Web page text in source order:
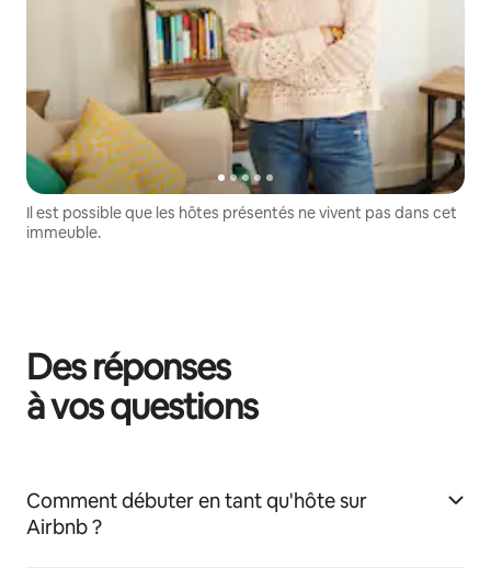
Il est possible que les hôtes présentés ne vivent pas dans cet
immeuble.
Des réponses
à vos questions
Comment débuter en tant qu'hôte sur
Airbnb ?